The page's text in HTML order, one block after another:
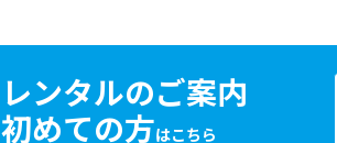
レンタルのご案内
初めての方はこちら